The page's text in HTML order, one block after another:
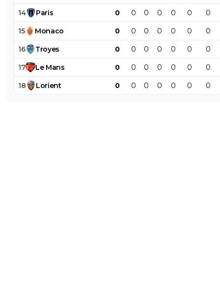
14 Paris 0 0 0 0 0 0 0
15 Monaco 0 0 0 0 0 0 0
16 Troyes 0 0 0 0 0 0 0
17 Le Mans 0 0 0 0 0 0 0
18 Lorient 0 0 0 0 0 0 0